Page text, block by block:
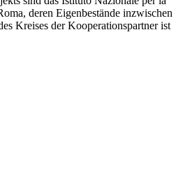
deren Eigenbestände inzwischen
Kreises der Kooperationspartner ist